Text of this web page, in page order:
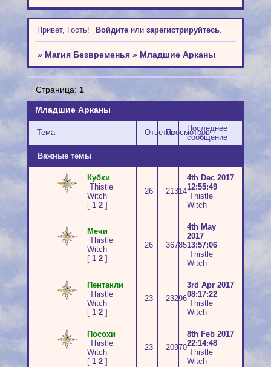
Привет, Гость! Войдитеили зарегистрируйтесь.
» Магия Безвременья » Младшие Арканы
Младшие Арканы
Страница: 1
Тема ОтветовПросмотров
Последнее
сообщение
Важные темы
Кубки
Thistle
Witch
[ 1 2 ]
26 21314
4th Dec 2017
12:55:49
Thistle
Witch
Мечи
Thistle
Witch
[ 1 2 ]
26 36785
4th May
2017
13:57:06
Thistle
Witch
Пентакли
Thistle
Witch
[ 1 2 ]
23 23296
3rd Apr 2017
08:17:22
Thistle
Witch
Посохи
Thistle
Witch
[ 1 2 ]
23 20970
8th Feb 2017
22:14:48
Thistle
Witch